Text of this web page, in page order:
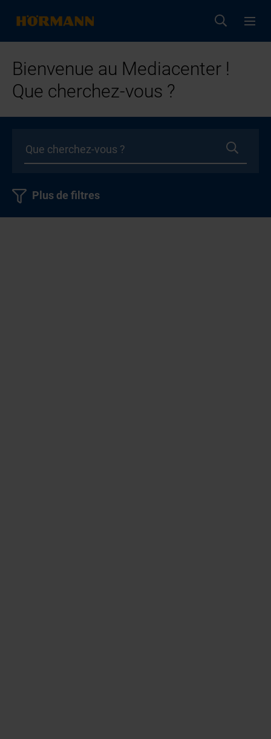
Bienvenue au Mediacenter !
Que cherchez-vous ?
Plus de filtres